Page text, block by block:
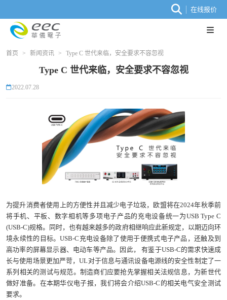
在线报价
首页 > 新闻资讯 > Type C 世代来临，安全要求不容忽视
Type C 世代来临，安全要求不容忽视
2022.07.28
为提升消费者使用上的方便性并且减少电子垃圾，欧盟将在2024年秋季前
将手机、平板、数字相机等多项电子产品的充电设备统一为USB Type C
(USB-C)规格。同时，也有越来越多的政府相继响应此新规定，以期迈向环
境永续性的目标。USB-C充电设备除了使用于便携式电子产品，还触及到
高功率的屏幕显示器、电动车等产品。因此， 有鉴于USB-C的需求快速成
长与使用场景更加严苛，UL对于信息与通讯设备电源线的安全性制定了一
系列相关的测试与规范。制造商们应要抢先掌握相关法规信息，为新世代
做好准备。在本期华仪电子报，我们将会介绍USB-C的相关电气安全测试
要求。